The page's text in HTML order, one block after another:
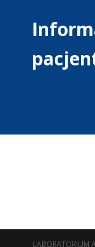
LABORATORIUM